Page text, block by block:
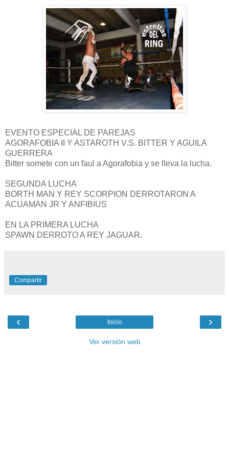
EVENTO ESPECIAL DE PAREJAS
AGORAFOBIA II Y ASTAROTH V.S. BITTER Y AGUILA
GUERRERA
Bitter somete con un faul a Agorafobia y se lleva la lucha.
SEGUNDA LUCHA
BORTH MAN Y REY SCORPION DERROTARON A
ACUAMAN JR Y ANFIBIUS
EN LA PRIMERA LUCHA
SPAWN DERROTO A REY JAGUAR.
Compartir
‹ ›
Inicio
Ver versión web